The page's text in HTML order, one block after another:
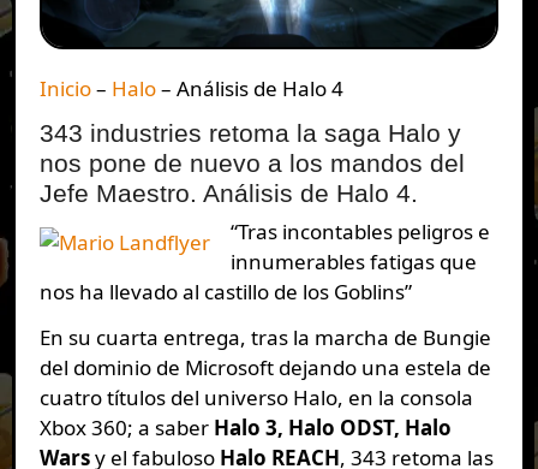
Inicio– Halo– Análisis de Halo 4
343 industries retoma la saga Halo y
nos pone de nuevo a los mandos del
Jefe Maestro. Análisis de Halo 4.
“Tras incontables peligros e
innumerables fatigas que
nos ha llevado al castillo de los Goblins”
En su cuarta entrega, tras la marcha de Bungie
del dominio de Microsoft dejando una estela de
cuatro títulos del universo Halo, en la consola
Xbox 360; a saber Halo 3, Halo ODST, Halo
Warsy el fabuloso Halo REACH, 343 retoma las